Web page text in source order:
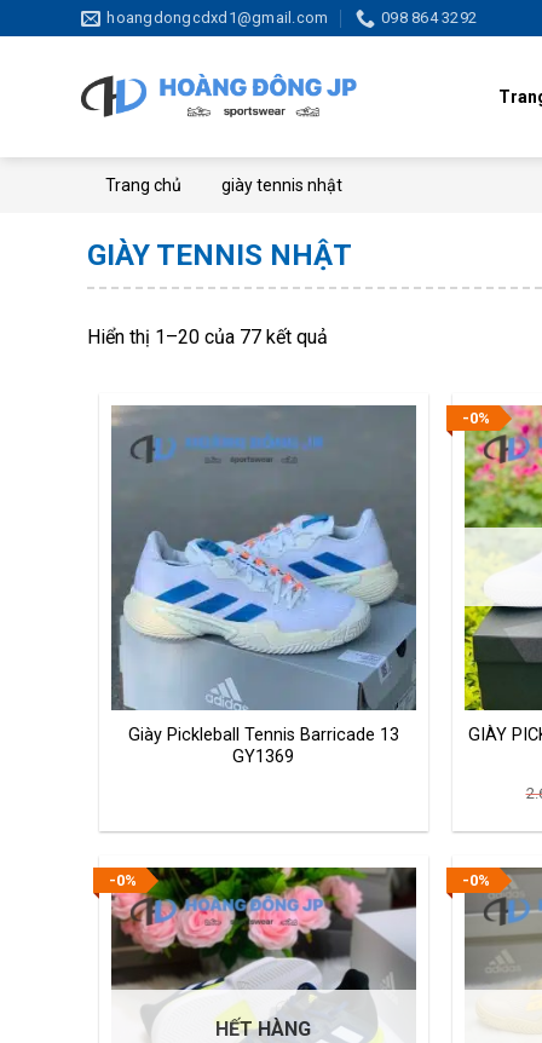
to
hoangdongcdxd1@gmail.com 098 864 3292
Trang chủ giày tennis nhật
GIÀY TENNIS NHẬT
Hiển thị 1–20 của 77 kết quả
Giày Pickleball Tennis Barricade 13
GY1369
-0%
GIÀY
-0%
HẾT HÀNG
-0%